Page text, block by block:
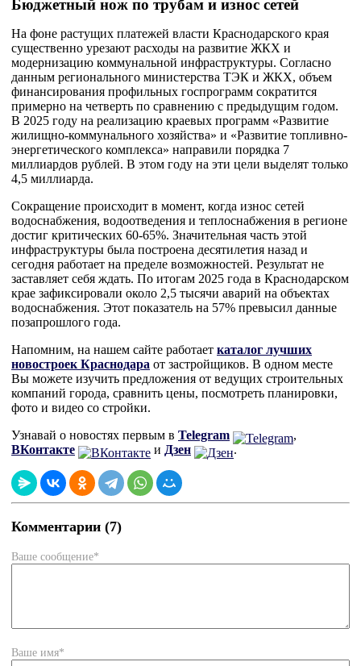
Бюджетный нож по трубам и износ сетей
На фоне растущих платежей власти Краснодарского края
существенно урезают расходы на развитие ЖКХ и
модернизацию коммунальной инфраструктуры. Согласно
данным регионального министерства ТЭК и ЖКХ, объем
финансирования профильных госпрограмм сократится
примерно на четверть по сравнению с предыдущим годом.
В 2025 году на реализацию краевых программ «Развитие
жилищно-коммунального хозяйства» и «Развитие топливно-
энергетического комплекса» направили порядка 7
миллиардов рублей. В этом году на эти цели выделят только
4,5 миллиарда.
Сокращение происходит в момент, когда износ сетей
водоснабжения, водоотведения и теплоснабжения в регионе
достиг критических 60-65%. Значительная часть этой
инфраструктуры была построена десятилетия назад и
сегодня работает на пределе возможностей. Результат не
заставляет себя ждать. По итогам 2025 года в Краснодарском
крае зафиксировали около 2,5 тысячи аварий на объектах
водоснабжения. Этот показатель на 57% превысил данные
позапрошлого года.
Напомним, на нашем сайте работает каталог лучших
новостроек Краснодара от застройщиков. В одном месте
Вы можете изучить предложения от ведущих строительных
компаний города, сравнить цены, посмотреть планировки,
фото и видео со стройки.
Узнавай о новостях первым в Telegram
,
ВКонтакте
и Дзен .
Комментарии (7)
Ваше сообщение*
Ваше имя*